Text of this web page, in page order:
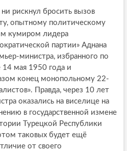
рискнул бросить вызов
опытному политическому
кумиром лидера
партии» Аднана
министра, избранного по
14 мая 1950 года и
конец монопольному 22-
Правда, через 10 лет
оказались на виселице на
в государственной измене
Турецкой Республики
таковых будет ещё
от своего